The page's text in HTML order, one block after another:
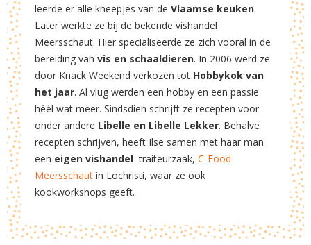
leerde er alle kneepjes van de Vlaamse keuken.
Later werkte ze bij de bekende vishandel
Meersschaut. Hier specialiseerde ze zich vooral in de
bereiding van vis en schaaldieren. In 2006 werd ze
door Knack Weekend verkozen tot Hobbykok van
het jaar. Al vlug werden een hobby en een passie
héél wat meer. Sindsdien schrijft ze recepten voor
onder andere Libelle en Libelle Lekker. Behalve
recepten schrijven, heeft Ilse samen met haar man
een eigen vishandel–traiteurzaak, C-Food
Meersschaut in Lochristi, waar ze ook
kookworkshops geeft.